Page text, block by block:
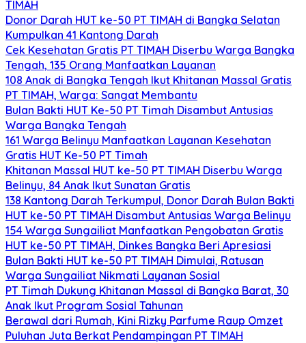
TIMAH
Donor Darah HUT ke-50 PT TIMAH di Bangka Selatan
Kumpulkan 41 Kantong Darah
Cek Kesehatan Gratis PT TIMAH Diserbu Warga Bangka
Tengah, 135 Orang Manfaatkan Layanan
108 Anak di Bangka Tengah Ikut Khitanan Massal Gratis
PT TIMAH, Warga: Sangat Membantu
Bulan Bakti HUT Ke-50 PT Timah Disambut Antusias
Warga Bangka Tengah
161 Warga Belinyu Manfaatkan Layanan Kesehatan
Gratis HUT Ke-50 PT Timah
Khitanan Massal HUT ke-50 PT TIMAH Diserbu Warga
Belinyu, 84 Anak Ikut Sunatan Gratis
138 Kantong Darah Terkumpul, Donor Darah Bulan Bakti
HUT ke-50 PT TIMAH Disambut Antusias Warga Belinyu
154 Warga Sungailiat Manfaatkan Pengobatan Gratis
HUT ke-50 PT TIMAH, Dinkes Bangka Beri Apresiasi
Bulan Bakti HUT ke-50 PT TIMAH Dimulai, Ratusan
Warga Sungailiat Nikmati Layanan Sosial
PT Timah Dukung Khitanan Massal di Bangka Barat, 30
Anak Ikut Program Sosial Tahunan
Berawal dari Rumah, Kini Rizky Parfume Raup Omzet
Puluhan Juta Berkat Pendampingan PT TIMAH